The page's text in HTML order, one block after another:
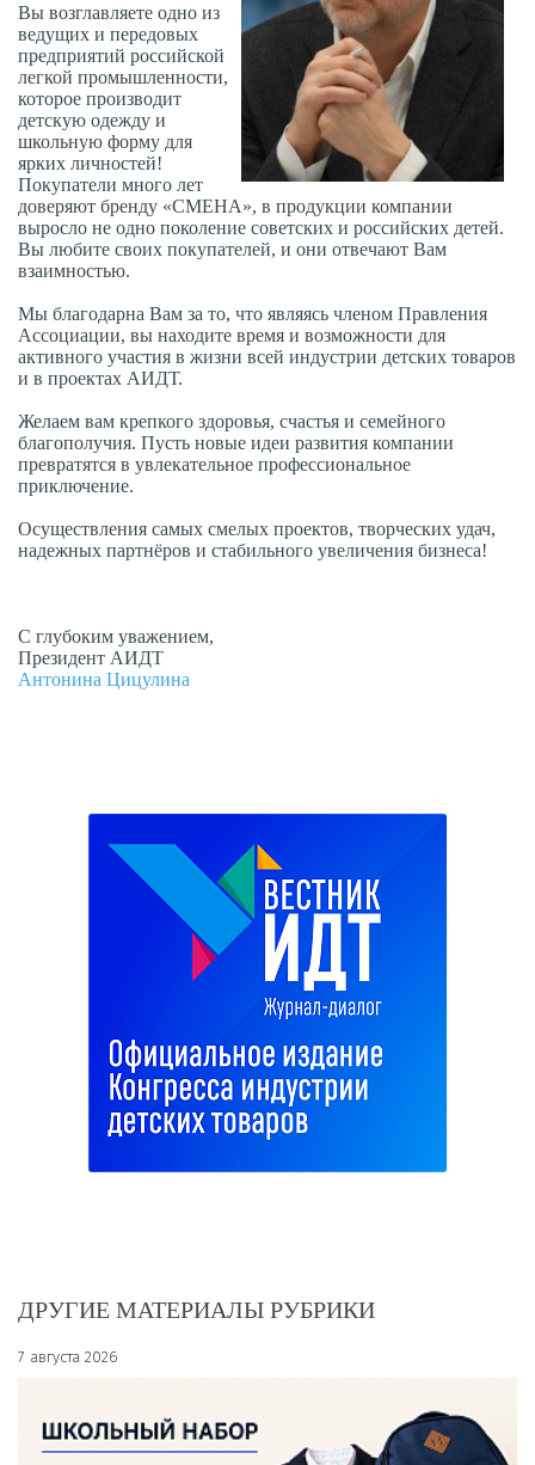
Вы возглавляете одно из
ведущих и передовых
предприятий российской
легкой промышленности,
которое производит
детскую одежду и
школьную форму для
ярких личностей!
Покупатели много лет
доверяют бренду «СМЕНА», в продукции компании
выросло не одно поколение советских и российских детей.
Вы любите своих покупателей, и они отвечают Вам
взаимностью.
Мы благодарна Вам за то, что являясь членом Правления
Ассоциации, вы находите время и возможности для
активного участия в жизни всей индустрии детских товаров
и в проектах АИДТ.
Желаем вам крепкого здоровья, счастья и семейного
благополучия. Пусть новые идеи развития компании
превратятся в увлекательное профессиональное
приключение.
Осуществления самых смелых проектов, творческих удач,
надежных партнёров и стабильного увеличения бизнеса!
С глубоким уважением,
Президент АИДТ
Антонина Цицулина
ДРУГИЕ МАТЕРИАЛЫ РУБРИКИ
7 августа 2026